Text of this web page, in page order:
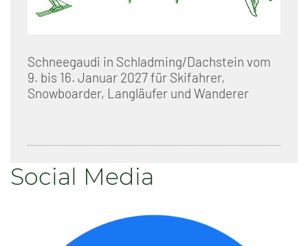
Schneegaudi in Schladming/Dachstein vom
9. bis 16. Januar 2027 für Skifahrer,
Snowboarder, Langläufer und Wanderer
Social Media